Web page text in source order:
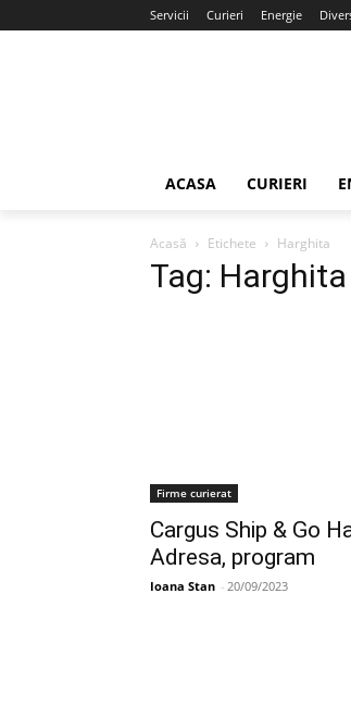
Servicii Curieri Energie
ACASA CURIERI
Acasă Etichete Harghita
Tag: Harghita
Firme curierat
Cargus Ship & Go
Adresa, program
Ioana Stan - 20/09/2023